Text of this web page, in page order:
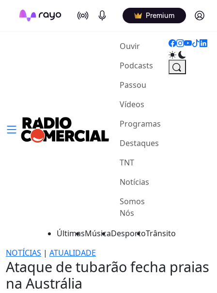
On Air Podcasts Premium Log in
Ouvir(current)
Podcasts
Passou
Vídeos
Programas
Destaques
TNT
Notícias
Somos
Nós
ÚltimasMúsicaDesportoTrânsito
NOTÍCIAS | ATUALIDADE
Ataque de tubarão fecha praias
na Austrália